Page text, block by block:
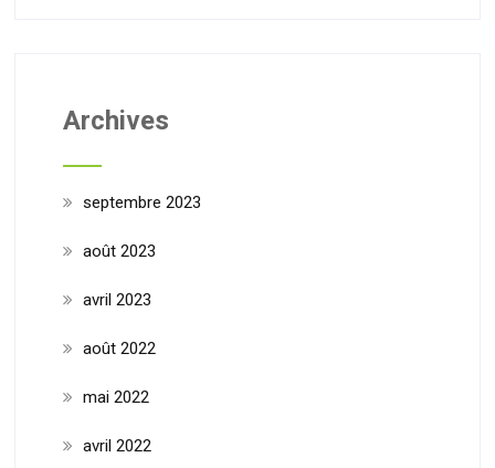
Archives
septembre 2023
août 2023
avril 2023
août 2022
mai 2022
avril 2022